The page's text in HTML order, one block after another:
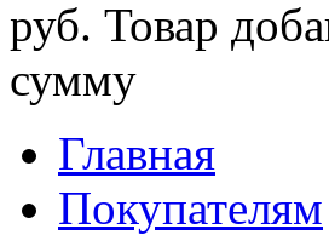
руб. Товар
сумму
Главная
Покупателям